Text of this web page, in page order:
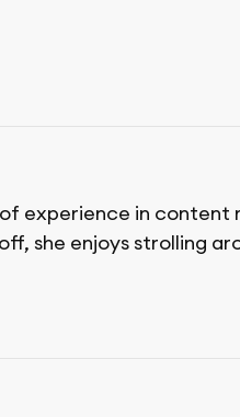
experience in content
she enjoys strolling